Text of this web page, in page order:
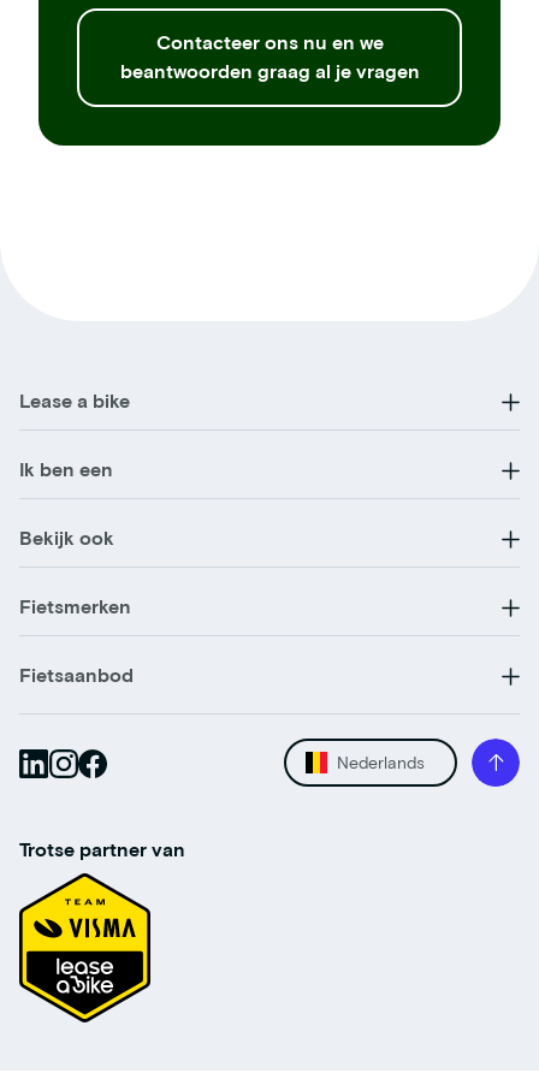
Contacteer ons nu en we
beantwoorden graag al je vragen
Lease a bike
Ik ben een
Bekijk ook
Fietsmerken
Fietsaanbod
Nederlands
Trotse partner van